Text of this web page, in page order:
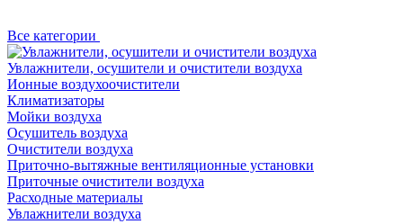
Все категории
Увлажнители, осушители и очистители воздуха
Ионные воздухоочистители
Климатизаторы
Мойки воздуха
Осушитель воздуха
Очистители воздуха
Приточно-вытяжные вентиляционные установки
Приточные очистители воздуха
Расходные материалы
Увлажнители воздуха